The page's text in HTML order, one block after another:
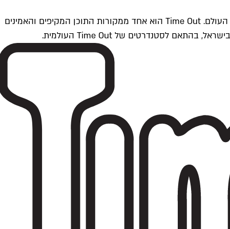
Time Outתל אביב הוא חלק מרשת Time Out Global — רשת מדיה בינלאומית הפועלת ב-360 ערים מרכזיות וב-60 מדינות ברחבי העולם. Time Out הוא אחד ממקורות התוכן המקיפים והאמינים